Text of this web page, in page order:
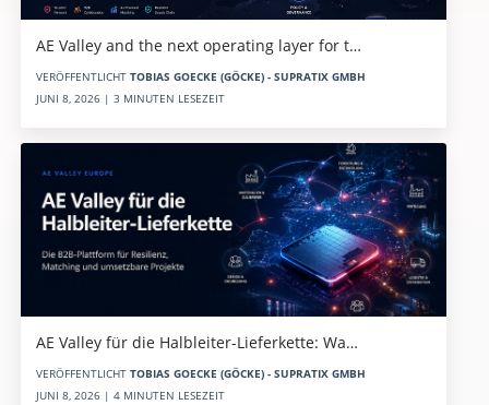
AE Valley and the next operating layer for t…
VERÖFFENTLICHT TOBIAS GOECKE (GÖCKE) - SUPRATIX GMBH
JUNI 8, 2026 | 3 MINUTEN LESEZEIT
AE Valley für die Halbleiter-Lieferkette: Wa…
VERÖFFENTLICHT TOBIAS GOECKE (GÖCKE) - SUPRATIX GMBH
JUNI 8, 2026 | 4 MINUTEN LESEZEIT